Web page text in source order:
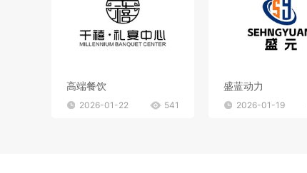
高端餐饮
2026-01-22 541
盛蓝动力
2026-01-19